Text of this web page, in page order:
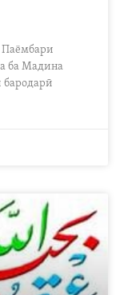
ба Мадина
бародарӣ